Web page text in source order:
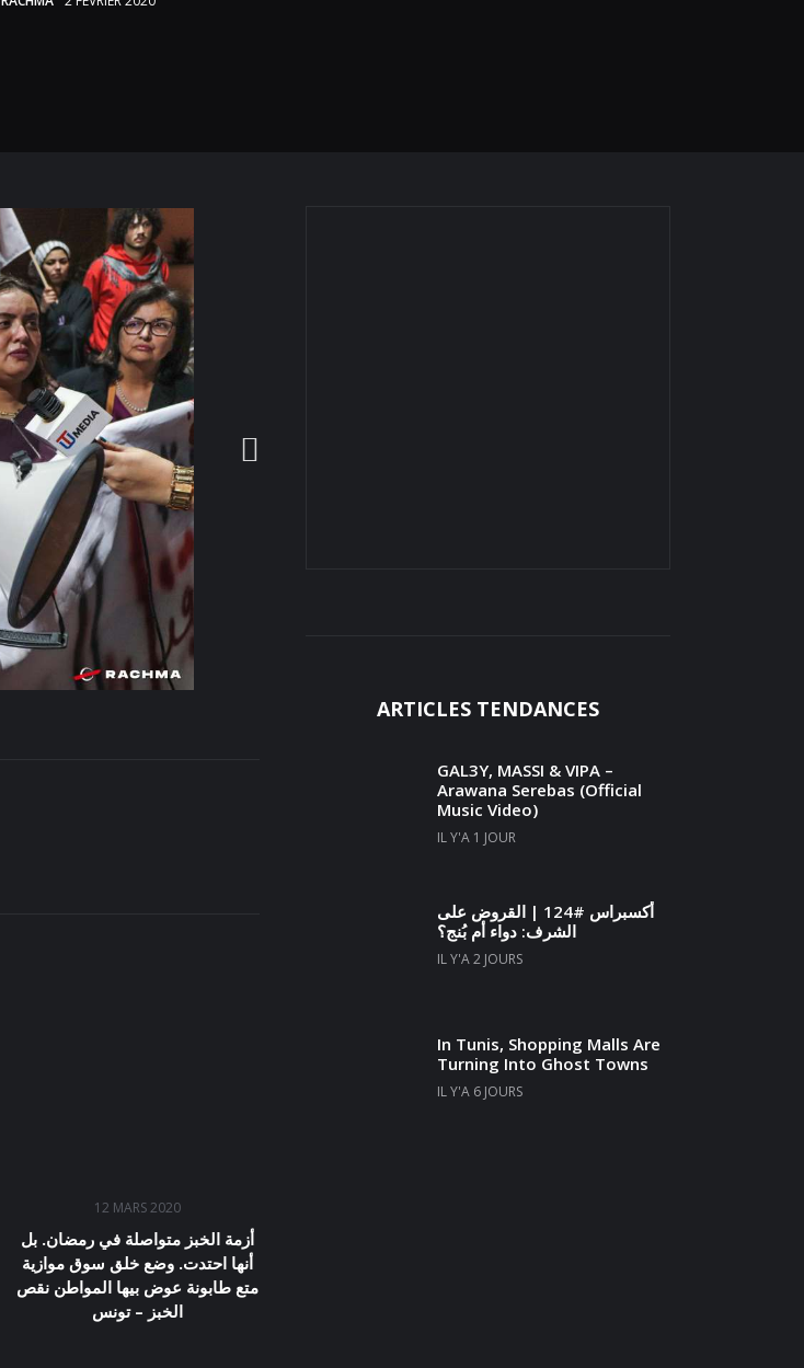
12 MARS 2020
أزمة الخبز متواصلة في رمضان. بل
أنها احتدت. وضع خلق سوق موازية
متع طابونة عوض بيها المواطن نقص
الخبز – تونس
ARTICLES TENDANCES
GAL3Y, MASSI & VIPA –
Arawana Serebas (Official
Music Video)
IL Y'A 1 JOUR
أكسبراس #124 | القروض على
الشرف: دواء أم بُنج؟
IL Y'A 2 JOURS
In Tunis, Shopping Malls Are
Turning Into Ghost Towns
IL Y'A 6 JOURS